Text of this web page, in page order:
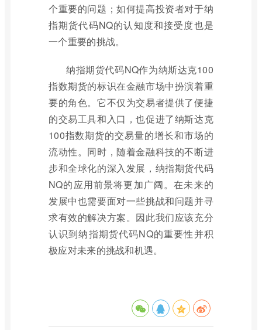
个重要的问题；如何提高投资者对于纳
指期货代码NQ的认知度和接受度也是
一个重要的挑战。
纳指期货代码NQ作为纳斯达克100
指数期货的标识在金融市场中扮演着重
要的角色。它不仅为交易者提供了便捷
的交易工具和入口，也促进了纳斯达克
100指数期货的交易量的增长和市场的
流动性。同时，随着金融科技的不断进
步和全球化的深入发展，纳指期货代码
NQ的应用前景将更加广阔。在未来的
发展中也需要面对一些挑战和问题并寻
求有效的解决方案。因此我们应该充分
认识到纳指期货代码NQ的重要性并积
极应对未来的挑战和机遇。